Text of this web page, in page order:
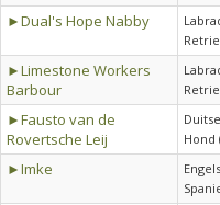
►Dual's Hope Nabby
►Limestone Workers
Barbour
►Fausto van de
Rovertsche Leij
Hond
►Imke